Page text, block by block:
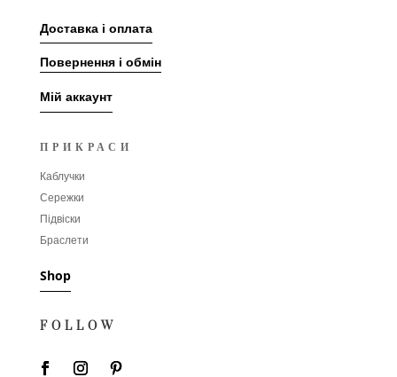
Доставка і оплата
Повернення і обмін
Мій аккаунт
ПРИКРАСИ
Каблучки
Сережки
Підвіски
Браслети
Shop
FOLLOW